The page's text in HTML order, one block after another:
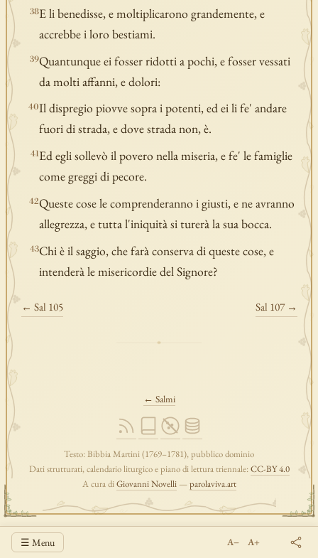
38E li benedisse, e moltiplicarono grandemente, e
accrebbe i loro bestiami.
39Quantunque ei fosser ridotti a pochi, e fosser vessati
da molti affanni, e dolori:
40Il dispregio piovve sopra i potenti, ed ei li fe' andare
fuori di strada, e dove strada non, è.
41Ed egli sollevò il povero nella miseria, e fe' le famiglie
come greggi di pecore.
42Queste cose le comprenderanno i giusti, e ne avranno
allegrezza, e tutta l'iniquità si turerà la sua bocca.
43Chi è il saggio, che farà conserva di queste cose, e
intenderà le misericordie del Signore?
← Sal 105 Sal 107 →
← Salmi
Testo: Bibbia Martini (1769–1781), pubblico dominio
Dati strutturati, calendario liturgico e piano di lettura triennale: CC-BY 4.0
A cura diGiovanni Novelli—parolaviva.art
☰ Menu A− A+